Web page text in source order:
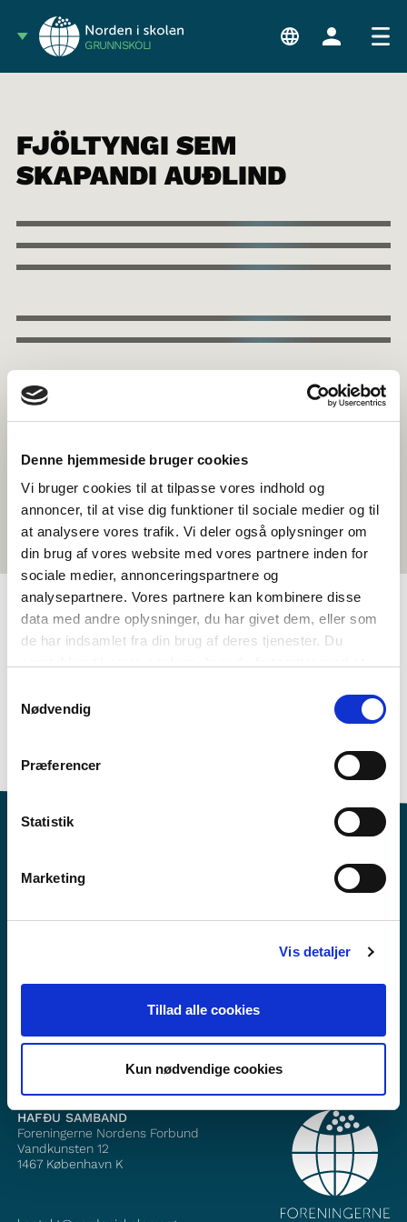
Denne hjemmeside bruger cookies
Vi bruger cookies til at tilpasse vores indhold og
annoncer, til at vise dig funktioner til sociale medier og til
at analysere vores trafik. Vi deler også oplysninger om
din brug af vores website med vores partnere inden for
sociale medier, annonceringspartnere og
analysepartnere. Vores partnere kan kombinere disse
data med andre oplysninger, du har givet dem, eller som
de har indsamlet fra din brug af deres tjenester. Du
Nødvendig
Præferencer
Statistik
Marketing
Vis detaljer
Tillad alle cookies
Kun nødvendige cookies
GRUNNSKÓLI
TAGS
Tungumál Uppástungur um afþreyingu
Tónlist
Sjálfsmynd
FJÖLTYNGI SEM
SKAPANDI AUÐLIND
Fylgið okkur á Facebook
HAFÐU SAMBAND
Foreningerne Nordens Forbund
Vandkunsten 12
1467 København K